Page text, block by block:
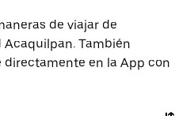
de viajar de
También
directamente en la App con